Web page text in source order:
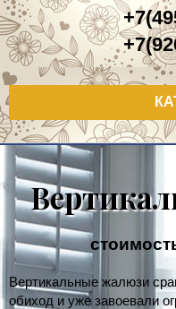
Вертикальные жалюзи
обиход и уже завоевали